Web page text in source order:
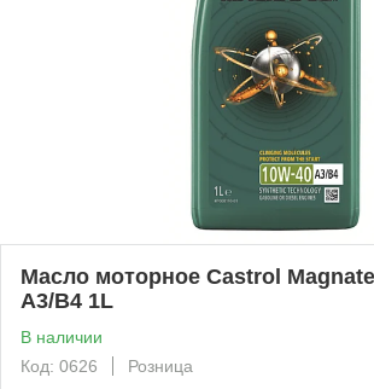
Масло моторное Castrol
A3/B4 1L
В наличии
Код: 0626
Розница